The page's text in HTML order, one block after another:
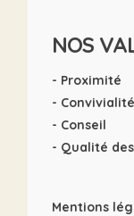
NOS
- Proximité
- Convivialité
- Conseil
- Qualité
Mentions